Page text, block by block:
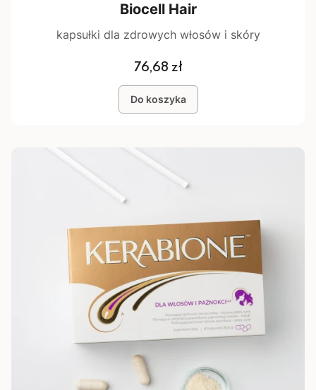
Biocell Hair
kapsułki dla zdrowych włosów i skóry
Cena
76,68 zł
Do koszyka